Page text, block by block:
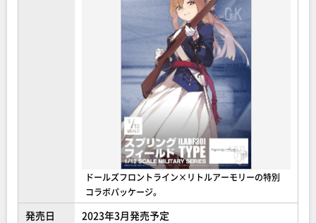
ドールズフロントライン×リトルアーモリーの特別
コラボパッケージ。
発売日
2023年3月発売予定